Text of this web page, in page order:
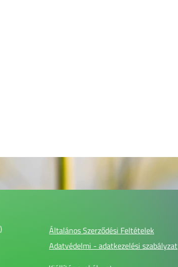
Általános Szerződési Feltételek
Adatvédelmi - adatkezelési szabályzat